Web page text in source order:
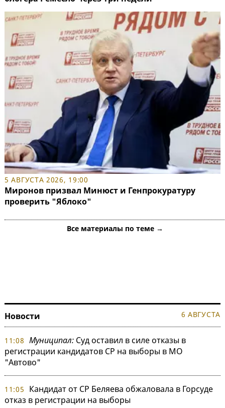
5 АВГУСТА 2026, 19:00
Миронов призвал Минюст и Генпрокуратуру
проверить "Яблоко"
Все материалы по теме →
Новости 6 АВГУСТА
11:08 Муниципал:Суд оставил в силе отказы в
регистрации кандидатов СР на выборы в МО
"Автово"
11:05
Кандидат от СР Беляева обжаловала в Горсуде
отказ в регистрации на выборы